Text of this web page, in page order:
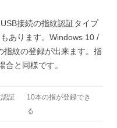
接続の指紋認証タイプ
あります。Windows 10 /
指紋の登録が出来ます。指
と同様です。
証
10本の指が登録でき
る